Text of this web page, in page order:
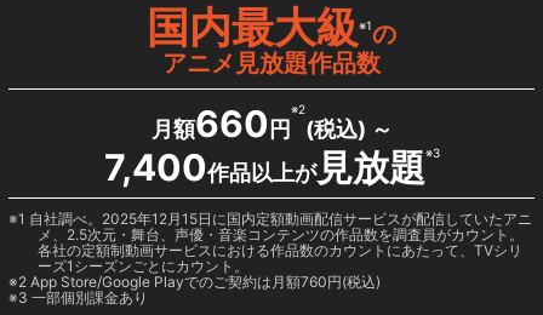
国内最大級※1の
アニメ見放題作品数
月額660 円
※2
(税込) ～
7,400作品以上が見放題※3
1 自社調べ。2025年12月15日に国内定額動画配信サービスが配信していたアニ
メ、2.5次元・舞台、声優・音楽コンテンツの作品数を調査員がカウント。
各社の定額制動画サービスにおける作品数のカウントにあたって、TVシリ
ーズ1シーズンごとにカウント。
2 App Store/Google Playでのご契約は月額760円(税込)
3 一部個別課金あり